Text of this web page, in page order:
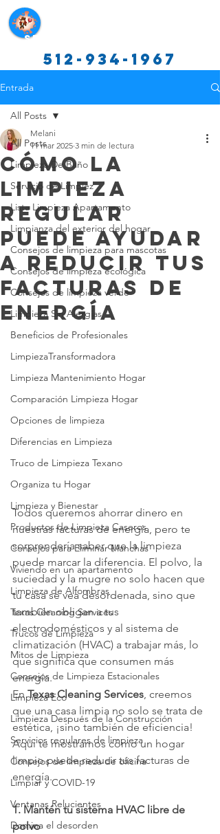
Servicios de limpieza de
512-934-1967
Entrada
All Posts
Limpieza De Baño
Servicio de Limpiez
Lista Limpieza Apartamento
Limpianza del exterior del hogar
Consejos de limpieza para mascotas
Consejos de limpieza ecológica
Consejos de limpieza verde
Limpieza Sin Alergias
Beneficios de Profesionales
LimpiezaTransformadora
Limpieza Mantenimiento Hogar
Comparación Limpieza Hogar
Opciones de limpieza
Diferencias en Limpieza
Truco de Limpieza Texano
Organiza tu Hogar
Limpieza y Bienestar
Productos de Limpieza Caseros
Consejos para Eliminar Manchas
Viviendo en un apartamento
Limpieza de Alfombras
Texas Cleaning Services
Trucos de Limpieza
Mitos de Limpieza
Consejos de Limpieza Estacionales
Limpieza Eco
Limpieza Después de la Construcción
Servicios regulares de limpieza
Consejos de limpieza de oficina
Limpiar y COVID-19
Ventanas Relucientes
Domina el desorden
All Posts
Cómo la
Limpieza
Regular
Puede Ayudar
a Reducir tus
Facturas de
Energía
Melani
11 mar 2025 3 min de lectura
Todos queremos ahorrar dinero en
nuestras facturas de energía, pero te
sorprendería saber que la limpieza
puede marcar la diferencia. El polvo, la
suciedad y la mugre no solo hacen que
tu casa se vea desordenada, sino que
también obligan a tus
electrodomésticos y al sistema de
climatización (HVAC) a trabajar más, lo
que significa que consumen más
energía.
En Texas Cleaning Services, creemos
que una casa limpia no solo se trata de
estética, ¡sino también de eficiencia!
Aquí te mostramos cómo un hogar
limpio puede reducir tus facturas de
energía.
1. Mantén tu sistema HVAC libre de
polvo